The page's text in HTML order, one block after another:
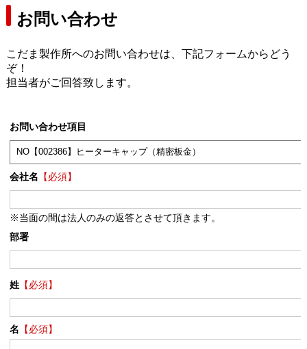
お問い合わせ
こだま製作所へのお問い合わせは、下記フォームからどう
ぞ！
担当者がご回答致します。
お問い合わせ項目
会社名 【必須】
※当面の間は法人のみの返答とさせて頂きます。
部署
姓【必須】
名 【必須】